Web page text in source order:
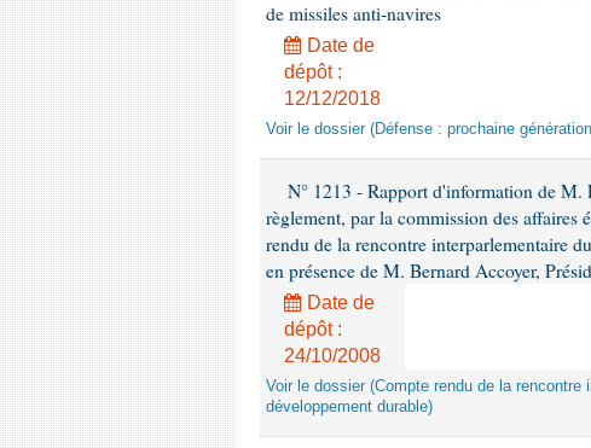
de missiles anti-navires
Date de
dépôt :
12/12/2018
Voir le dossier (Défense : prochaine
N° 1213 - Rapport d'information de
règlement, par la commission des
rendu de la rencontre interparlementaire
en présence de M. Bernard Accoyer,
Date de
dépôt :
24/10/2008
Voir le dossier (Compte rendu de la
développement durable)